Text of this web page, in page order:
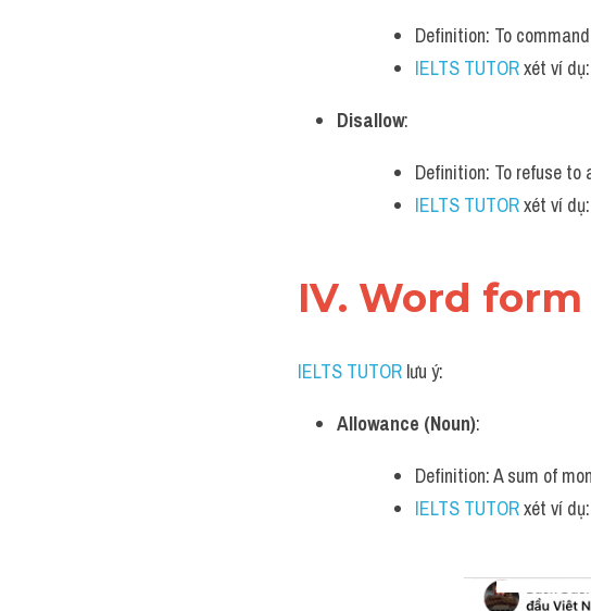
Definition: To
IELTS TUTOR xét ví
Disallow:
Definition: To refuse to
IELTS TUTOR xét ví
IV. Word
IELTS TUTOR lưu ý:
Allowance (Noun):
Definition: A sum of
IELTS TUTOR xét ví